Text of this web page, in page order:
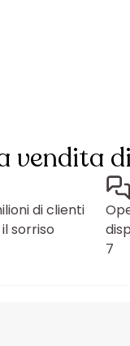
vendita
di clienti
sorriso
7